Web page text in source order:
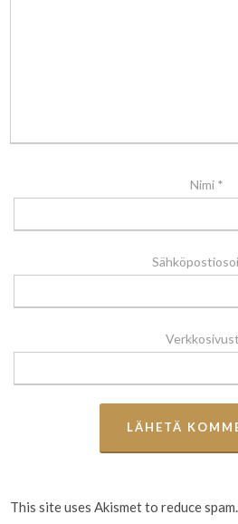
Nimi *
This site uses Akismet to reduce spam.